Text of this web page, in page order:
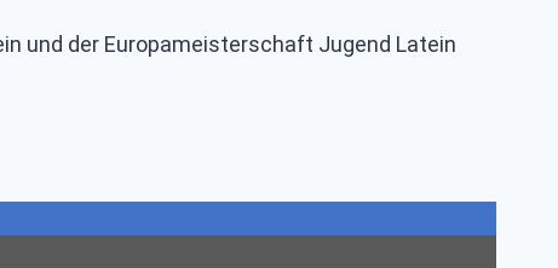
und der Europameisterschaft Jugend Latein